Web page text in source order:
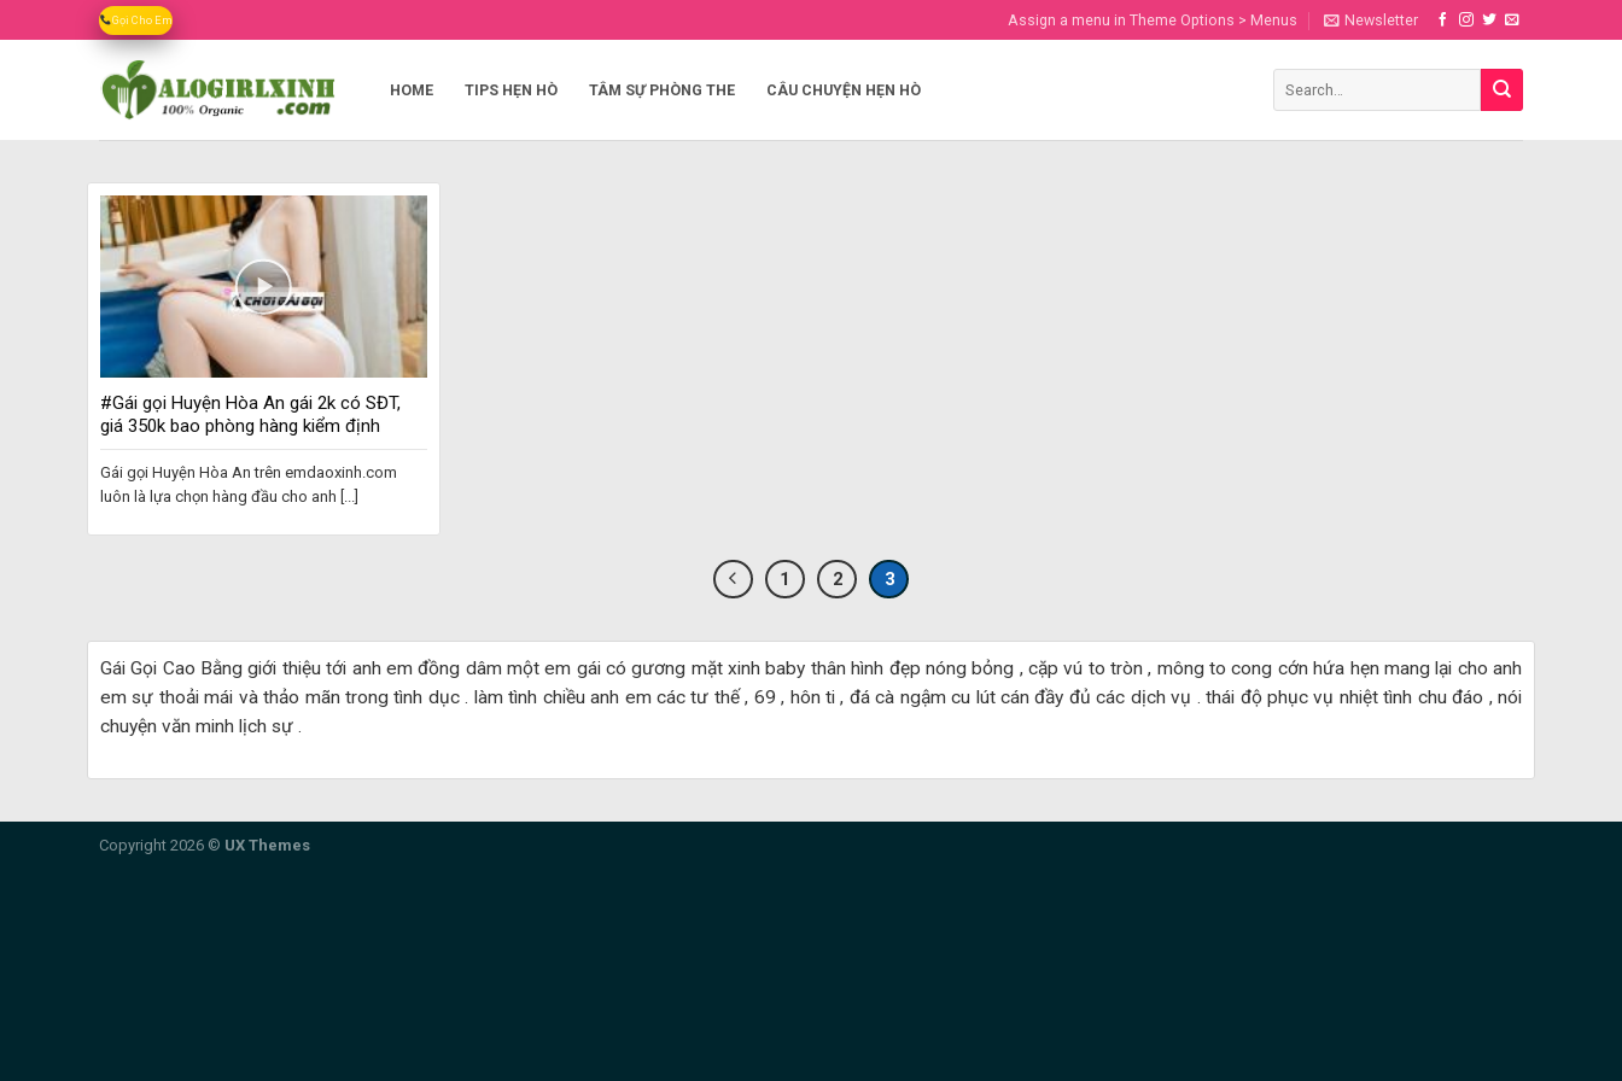
to
Gọi Cho Em Assign a menu in Theme Options > Menus Newsletter
HOME TIPS HẸN HÒ TÂM SỰ PHÒNG THE CÂU CHUYỆN HẸN HÒ
#Gái gọi Huyện Hòa An gái 2k có SĐT,
giá 350k bao phòng hàng kiểm định
Gái gọi Huyện Hòa An trên emdaoxinh.com
luôn là lựa chọn hàng đầu cho anh [...]
1 2 3
Gái Gọi Cao Bằng giới thiệu tới anh em đồng dâm một em gái có gương mặt xinh baby thân hình đẹp nóng bỏng , cặp vú to tròn , mông to cong cớn hứa hẹn mang lại cho anh
em sự thoải mái và thảo mãn trong tình dục . làm tình chiều anh em các tư thế , 69 , hôn ti , đá cà ngậm cu lút cán đầy đủ các dịch vụ . thái độ phục vụ nhiệt tình chu đáo , nói
chuyện văn minh lịch sự .
Copyright 2026 © UX Themes